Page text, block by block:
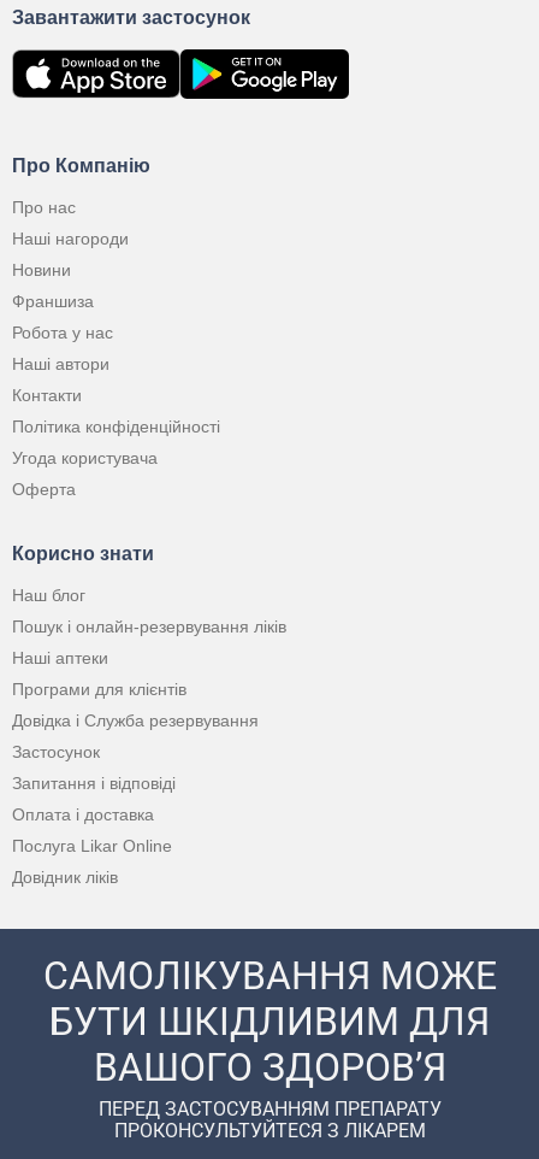
Про Компанію
Про нас
Наші нагороди
Новини
Франшиза
Робота у нас
Наші автори
Контакти
Політика конфіденційності
Угода користувача
Оферта
Корисно знати
Наш блог
Пошук і онлайн-резервування ліків
Наші аптеки
Програми для клієнтів
Довідка і Служба резервування
Застосунок
Запитання і відповіді
Оплата і доставка
Послуга Likar Online
Довідник ліків
Завантажити застосунок
САМОЛІКУВАННЯ МОЖЕ
БУТИ ШКІДЛИВИМ ДЛЯ
ВАШОГО ЗДОРОВ’Я
ПЕРЕД ЗАСТОСУВАННЯМ ПРЕПАРАТУ
ПРОКОНСУЛЬТУЙТЕСЯ З ЛІКАРЕМ